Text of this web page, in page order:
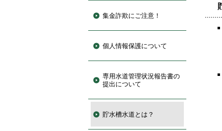
集金詐欺にご注意！
個人情報保護について
専用水道管理状況報告書の
提出について
貯水槽水道とは？